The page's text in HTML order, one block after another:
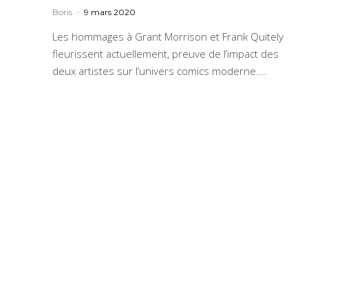
Boris · 9 mars 2020
Les hommages à Grant Morrison et Frank Quitely
fleurissent actuellement, preuve de l’impact des
deux artistes sur l’univers comics moderne....